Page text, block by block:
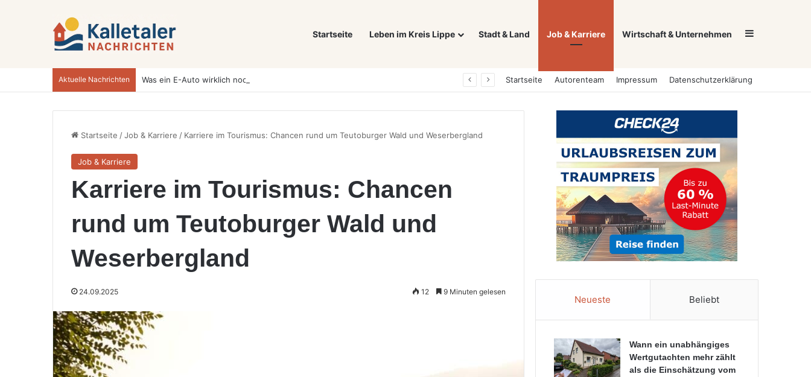
Startseite Leben im Kreis Lippe Stadt & Land Job & Karriere Wirtschaft & Unternehmen Sidebar
Aktuelle Nachrichten Startseite Autorenteam Impressum Datenschutzerklärung
Startseite /Job & Karriere / Karriere im Tourismus: Chancen rund um Teutoburger Wald und Weserbergland
Job & Karriere
Karriere im Tourismus: Chancen
rund um Teutoburger Wald und
Weserbergland
24.09.2025 12 9 Minuten gelesen
Neueste Beliebt
Wann ein unabhängiges
Wertgutachten mehr zählt
als die Einschätzung vom